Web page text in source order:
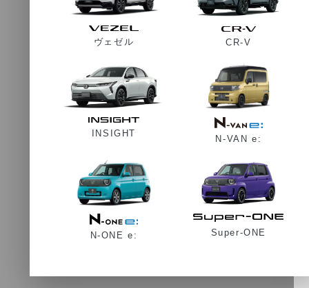
ヴェゼル CR-V
INSIGHT
N-VAN e:
N-ONE e: Super-ONE